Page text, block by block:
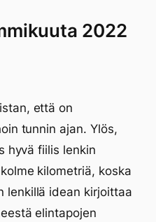
2022
että on
tunnin ajan. Ylös,
hyvä fiilis lenkin
kilometriä, koska
lenkillä idean kirjoittaa
elintapojen